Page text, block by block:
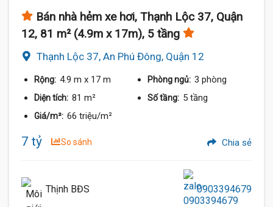
Bán nhà hẻm xe hơi, Thạnh Lộc 37, Quận
12, 81 m² (4.9m x 17m), 5 tầng
Thạnh Lộc 37, An Phú Đông, Quận 12
Rộng: 4.9 m x 17 m Phòng ngủ: 3 phòng
Diện tích: 81 m² Số tầng: 5 tầng
Giá/m²: 66 triệu/m²
7 tỷ So sánh Chia sẻ
Thịnh BĐS 0903394679